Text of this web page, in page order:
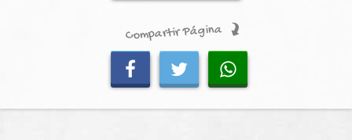
Compartir Página